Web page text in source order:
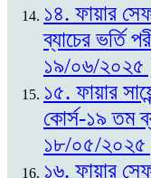
১৪. ফায়ার
ব্যাচের ভর্তি
১৯/০৬/২০২৫
১৫. ফায়ার
কোর্স-১৯ তম
১৮/০৫/
১৬. ফায়ার